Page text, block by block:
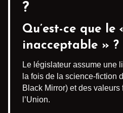
?
Qu’est-ce que le
inacceptable » ?
Le législateur assume une
la fois de la science-fiction
Black Mirror) et des
l’Union.